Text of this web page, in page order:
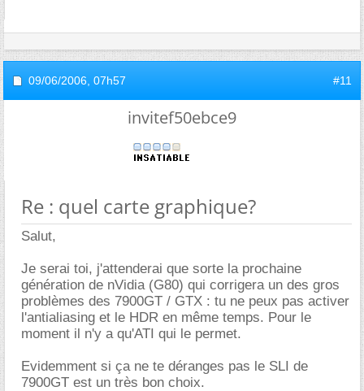
09/06/2006, 07h57 #11
invitef50ebce9
Re : quel carte graphique?
Salut,
Je serai toi, j'attenderai que sorte la prochaine
génération de nVidia (G80) qui corrigera un des gros
problèmes des 7900GT / GTX : tu ne peux pas activer
l'antialiasing et le HDR en même temps. Pour le
moment il n'y a qu'ATI qui le permet.
Evidemment si ça ne te déranges pas le SLI de
7900GT est un très bon choix.